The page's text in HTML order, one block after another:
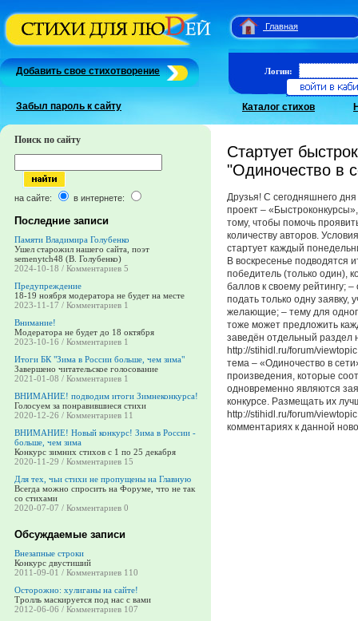
Главная
Добавить свое стихотворение
Забыл пароль к сайту
Логин:
Каталог стихов
Поиск по сайту
на сайте: в интернете:
Последние записи
Памяти Владимира Голубенко
Ушел старожил нашего сайта, поэт
semenytch48 (В. Голубенко)
2024-10-18 / Комментариев 5
Предупреждение
18-19 ноября модератора не будет на месте
2023-11-17 / Комментариев 1
Внимание!
Модератора не будет до 18 октября
2023-10-16 / Комментариев 1
Итоги БК "Зима в России больше, чем зима"
Завершено читательское голосование
2021-01-08 / Комментариев 1
ВНИМАНИЕ! подводим итоги Зимнеконкурса!
Голосуем за понравившиеся стихи
2020-12-26 / Комментариев 11
ВНИМАНИЕ! Новый конкурс! Зима в России -
больше, чем зима
Конкурс зимних стихов с 1 по 25 декабря
2020-11-29 / Комментариев 15
Для тех, чьи стихи не пропущены на Главную
Всегда можно спросить на Форуме, что не так
со стихами
2020-07-07 / Комментариев 0
Обсуждаемые записи
Внезапные строки
Конкурс двустиший
2011-09-01 / Комментариев 110
Осторожно: хулиганы на сайте!
Тролль маскируется под нас с вами
2012-06-06 / Комментариев 107
Стартует
"Одиночество в
Друзья! С сегодняшнего
проект – «Быстроконкурсы»,
тому, чтобы помочь
количеству авторов.
стартует каждый
В воскресенье подводятся
победитель (только один),
баллов к своему рейтингу;
подать только одну заявку,
желающие; – тему для
тоже может предложить
заведён отдельный раздел
http://stihidl.ru/forum/
тема – «Одиночество в
произведения, которые
одновременно являются
конкурсе. Размещать их
http://stihidl.ru/forum/
комментариях к данной